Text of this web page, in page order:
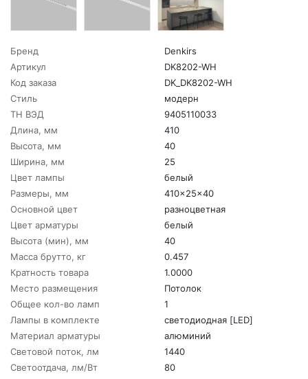
Бренд
Denkirs
Артикул
DK8202-WH
Код заказа
DK_DK8202-WH
Стиль
модерн
ТН ВЭД
9405110033
Длина, мм
410
Высота, мм
40
Ширина, мм
25
Цвет лампы
белый
Размеры, мм
410x25x40
Основной цвет
разноцветная
Цвет арматуры
белый
Высота (мин), мм
40
Масса брутто, кг
0.457
Кратность товара
1.0000
Место размещения
Потолок
Общее кол-во ламп
1
Лампы в комплекте
светодиодная [LED]
Материал арматуры
алюминий
Световой поток, лм
1440
Светоотдача, лм/Вт
80